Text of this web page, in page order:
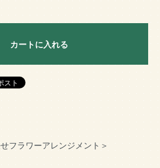
カートに入れる
フラワーアレンジメント＞